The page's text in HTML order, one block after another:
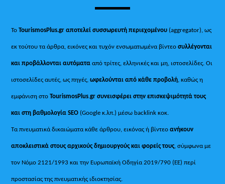
ΤοTourismosPlus.gr αποτελεί συσσωρευτή περιεχομένου (aggregator), ως
εκ τούτου τα άρθρα, εικόνες και τυχόν ενσωματωμένα βίντεοσυλλέγονται
και προβάλλονται αυτόματααπό τρίτες, ελληνικές και μη, ιστοσελίδες. Οι
ιστοσελίδες αυτές, ως πηγές,ωφελούνται από κάθε προβολή , καθώς η
εμφάνιση στοTourismosPlus.gr συνεισφέρει στην επισκεψιμότητά τους
και στη βαθμολογία SEO (Google κ.λπ.) μέσω backlink κοκ.
Τα πνευματικά δικαιώματα κάθε άρθρου, εικόνας ή βίντεοανήκουν
αποκλειστικά στους αρχικούς δημιουργούς και φορείς τους , σύμφωνα με
τον Νόμο 2121/1993 και την Ευρωπαϊκή Οδηγία 2019/790 (ΕΕ) περί
προστασίας της πνευματικής ιδιοκτησίας.